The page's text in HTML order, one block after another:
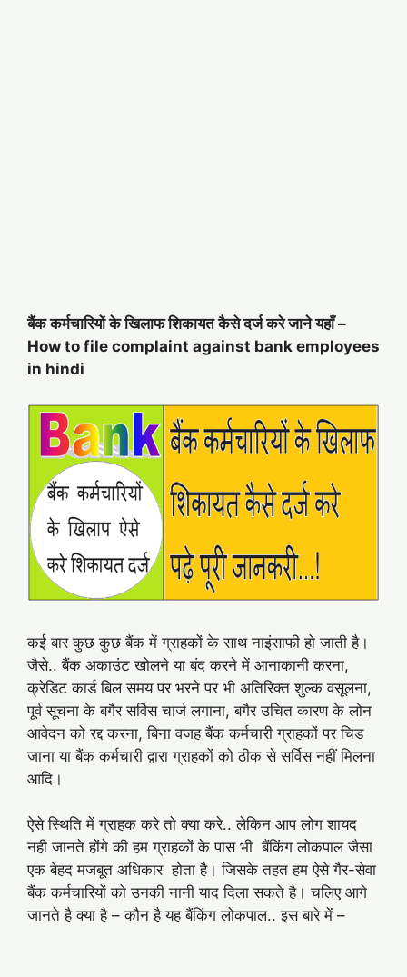
बैंक कर्मचारियों के ख‍िलाफ शिकायत कैसे दर्ज करे जाने यहाँ –
How to file complaint against bank employees
in hindi
कई बार कुछ कुछ बैंक में ग्राहकों के साथ नाइंसाफी हो जाती है।
जैसे.. बैंक अकाउंट खोलने या बंद करने में आनाकानी करना,
क्रेडिट कार्ड बिल समय पर भरने पर भी अतिरिक्त शुल्क वसूलना,
पूर्व सूचना के बगैर सर्विस चार्ज लगाना, बगैर उचित कारण के लोन
आवेदन को रद्द करना, बिना वजह बैंक कर्मचारी ग्राहकों पर चिड
जाना या बैंक कर्मचारी द्वारा ग्राहकों को ठीक से सर्विस नहीं मिलना
आदि।
ऐसे स्थिति में ग्राहक करे तो क्या करे.. लेकिन आप लोग शायद
नही जानते होंगे की हम ग्राहकों के पास भी बैंकिंग लोकपाल जैसा
एक बेहद मजबूत अधिकार होता है। जिसके तहत हम ऐसे गैर-सेवा
बैंक कर्मचारियों को उनकी नानी याद दिला सकते है। चलिए आगे
जानते है क्या है – कौन है यह बैंकिंग लोकपाल.. इस बारे में –